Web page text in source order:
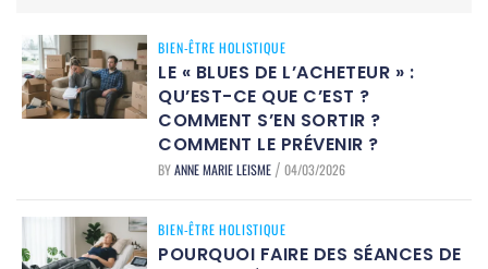
BIEN-ÊTRE HOLISTIQUE
LE « BLUES DE L’ACHETEUR » :
QU’EST-CE QUE C’EST ?
COMMENT S’EN SORTIR ?
COMMENT LE PRÉVENIR ?
BYANNE MARIE LEISME / 04/03/2026
BIEN-ÊTRE HOLISTIQUE
POURQUOI FAIRE DES SÉANCES DE